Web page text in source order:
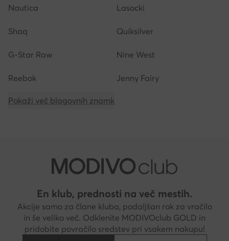
Nautica Lasocki
Shaq Quiksilver
G-Star Raw Nine West
Reebok Jenny Fairy
Pokaži več blagovnih znamk
En klub, prednosti na več mestih.
Akcije samo za člane kluba, podaljšan rok za vračilo
in še veliko več. Odklenite MODIVOclub GOLD in
pridobite povračilo sredstev pri vsakem nakupu!